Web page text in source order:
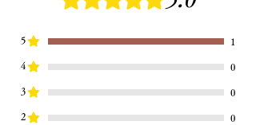
味付けに使うのは、醤油だけ。
ず、北海道産昆布が持つ自然のうま
味を最大限に引き出しました。
そ、一口目から感じるのは、昆布本
来の上品な香りと奥深いうま味。
5 1
4 0
3 0
2 0